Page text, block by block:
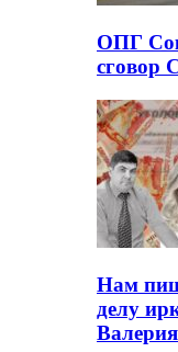
ОПГ
сговор
Нам
делу